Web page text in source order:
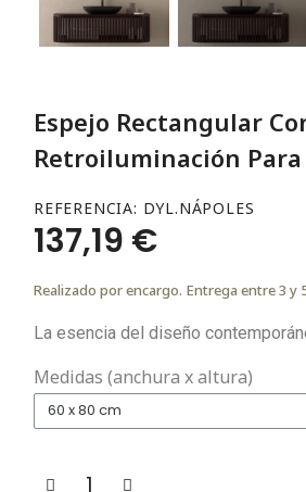
Espejo Rectangular
Retroiluminación Para
REFERENCIA DYL.NÁPOLES
137,19 €
Realizado por encargo. Entrega entre 3 y
La esencia del diseño
Medidas (anchura x altura)